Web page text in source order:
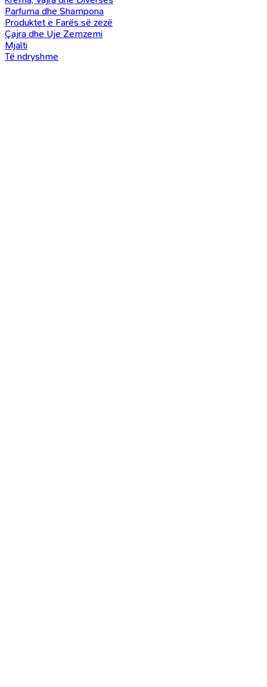
Parfuma dhe Shampona
Produktet e Farës së zezë
Çajra dhe Uje Zemzemi
Mjalti
Të ndryshme